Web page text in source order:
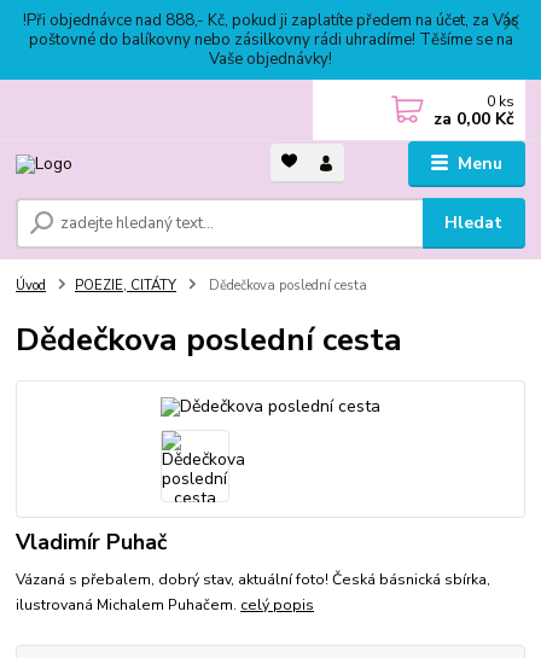
!Při objednávce nad 888,- Kč, pokud ji zaplatíte předem na účet, za Vás
poštovné do balíkovny nebo zásilkovny rádi uhradíme! Těšíme se na
Vaše objednávky!
Menu
Hledat
0 ks
za 0,00 Kč
Úvod POEZIE, CITÁTY Dědečkova poslední cesta
Dědečkova poslední cesta
Vladimír Puhač
Vázaná s přebalem, dobrý stav, aktuální foto! Česká básnická sbírka,
ilustrovaná Michalem Puhačem. celý popis